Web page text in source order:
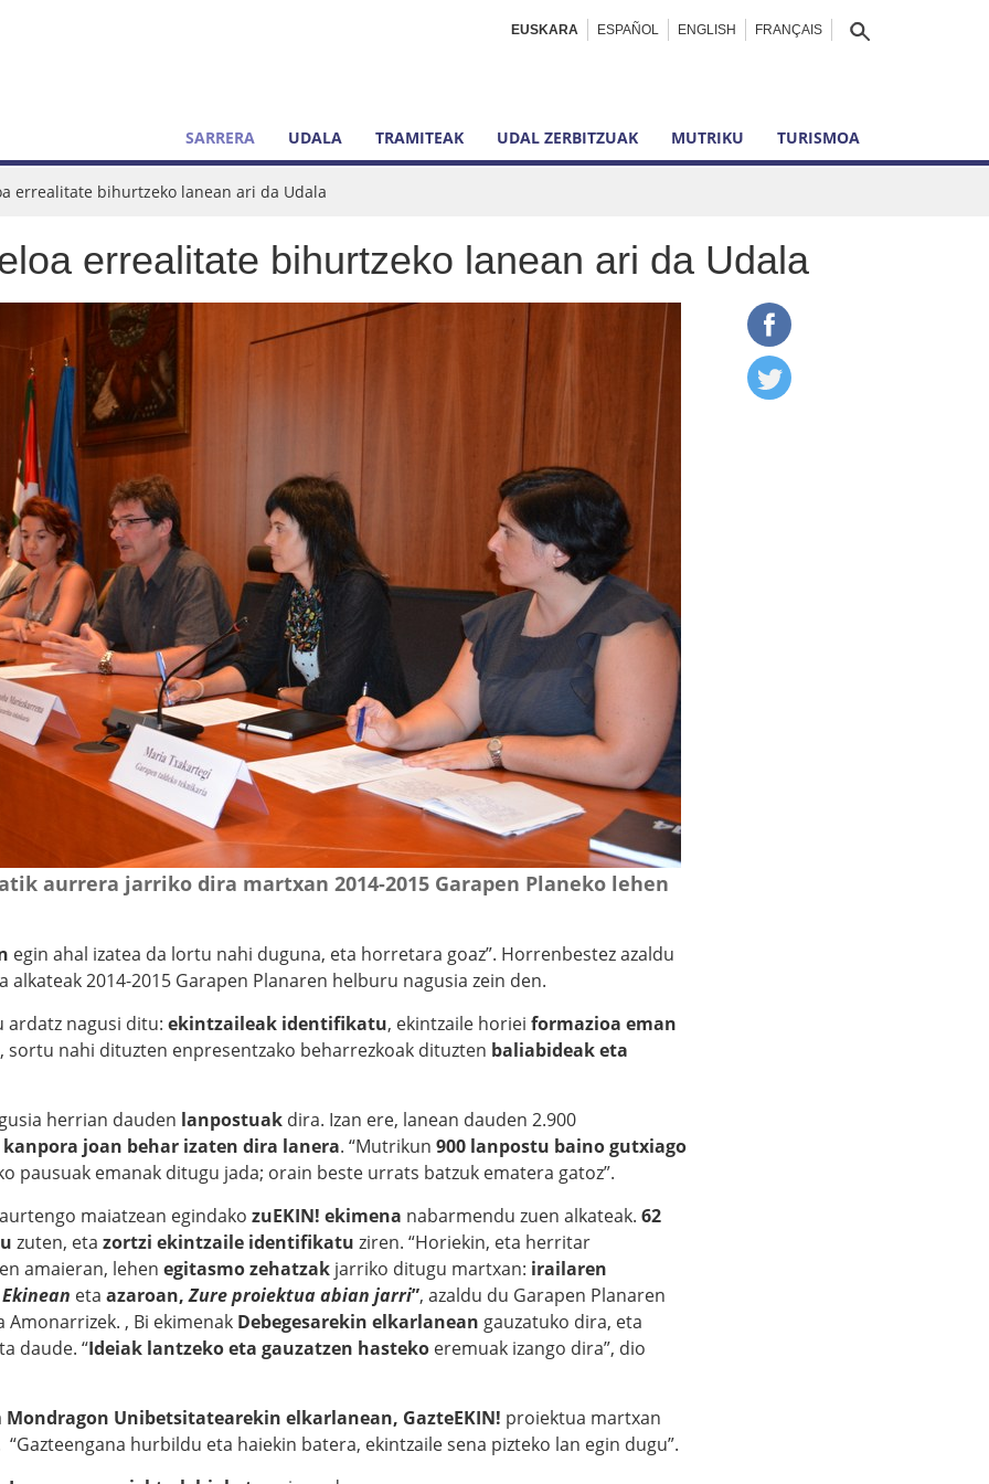
EUSKARA ESPAÑOL ENGLISH FRANÇAIS
SARRERA UDALA TRAMITEAK UDAL ZERBITZUAK MUTRIKU TURISMOA
errealitate bihurtzeko lanean ari da Udala
errealitate bihurtzeko lanean ari da Udala
aurrera jarriko dira martxan 2014-2015 Garapen Planeko lehen
egin ahal izatea da lortu nahi duguna, eta horretara goaz”. Horrenbestez azaldu
alkateak 2014-2015 Garapen Planaren helburu nagusia zein den.
ardatz nagusi ditu: ekintzaileak identifikatu, ekintzaile horiei formazioa eman
sortu nahi dituzten enpresentzako beharrezkoak dituzten baliabideak eta
herrian dauden lanpostuak dira. Izan ere, lanean dauden 2.900
kanpora joan behar izaten dira lanera. “Mutrikun 900 lanpostu baino gutxiago
pausuak emanak ditugu jada; orain beste urrats batzuk ematera gatoz”.
maiatzean egindako zuEKIN! ekimena nabarmendu zuen alkateak. 62
zuten, eta zortzi ekintzaile identifikatu ziren. “Horiekin, eta herritar
amaieran, lehen egitasmo zehatzak jarriko ditugu martxan: irailaren
eta azaroan,Zure proiektua abian jarri”, azaldu du Garapen Planaren
, Bi ekimenak Debegesarekin elkarlanean gauzatuko dira, eta
daude. “Ideiak lantzeko eta gauzatzen hasteko eremuak izango dira”, dio
Mondragon Unibetsitatearekin elkarlanean, GazteEKIN! proiektua martxan
hurbildu eta haiekin batera, ekintzaile sena pizteko lan egin dugu”.